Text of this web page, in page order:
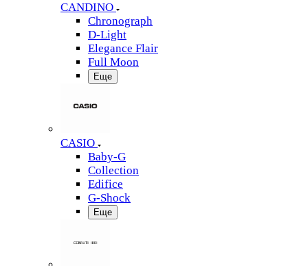
CANDINO
Chronograph
D-Light
Elegance Flair
Full Moon
Еще
CASIO
Baby-G
Collection
Edifice
G-Shock
Еще